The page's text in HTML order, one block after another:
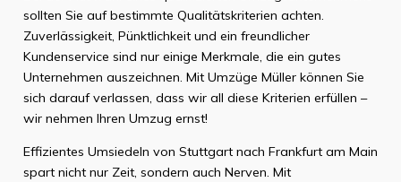
sollten Sie auf bestimmte Qualitätskriterien achten.
Zuverlässigkeit, Pünktlichkeit und ein freundlicher
Kundenservice sind nur einige Merkmale, die ein gutes
Unternehmen auszeichnen. Mit Umzüge Müller können Sie
sich darauf verlassen, dass wir all diese Kriterien erfüllen –
wir nehmen Ihren Umzug ernst!
Effizientes Umsiedeln von Stuttgart nach Frankfurt am Main
spart nicht nur Zeit, sondern auch Nerven. Mit